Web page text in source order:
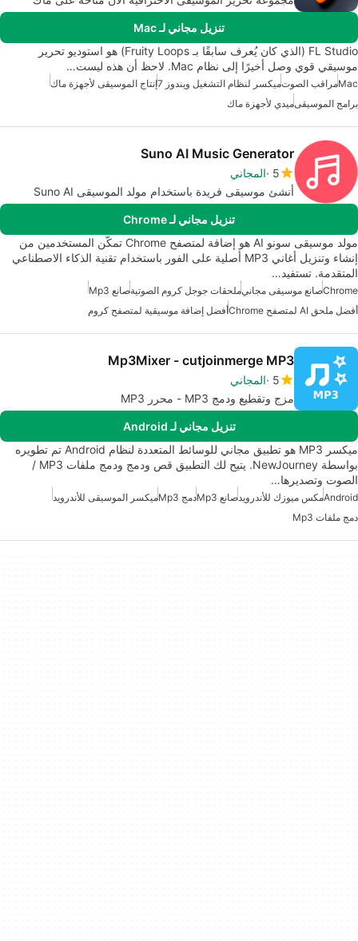
تنزيل مجاني لـ Mac
FL Studio (الذي كان يُعرف سابقًا بـ Fruity Loops) هو استوديو تحرير
موسيقي قوي وصل أخيرًا إلى نظام Mac. لاحظ أن هذه ليست…
Macمراقب الصوتميكسر لنظام التشغيل ويندوز 7
إنتاج الموسيقى لأجهزة ماك
برامج الموسيقىميدي لأجهزة ماك
Suno AI Music Generator
5 المجاني
أنشئ موسيقى فريدة باستخدام مولد الموسيقى Suno AI
تنزيل مجاني لـ Chrome
مولد موسيقى سونو AI هو إضافة لمتصفح Chrome تمكّن المستخدمين من
إنشاء وتنزيل أغاني MP3 أصلية على الفور باستخدام تقنية الذكاء الاصطناعي
المتقدمة. تستفيد…
Chromeصانع موسيقى مجانيملحقات جوجل كروم الصوتيةصانع Mp3
أفضل ملحق AI لمتصفح Chrome
أفضل إضافة موسيقية لمتصفح كروم
Mp3Mixer - cutjoinmerge MP3
5 المجاني
مزج وتقطيع ودمج MP3 - محرر MP3
تنزيل مجاني لـ Android
ميكسر MP3 هو تطبيق مجاني للوسائط المتعددة لنظام Android تم تطويره
بواسطة NewJourney. يتيح لك التطبيق قص ودمج ودمج ملفات MP3 /
الصوت وتصديرها…
Androidمكس ميوزك للأندرويدصانع Mp3 دمج Mp3
ميكسر الموسيقى للأندرويد
دمج ملفات Mp3